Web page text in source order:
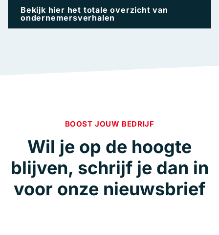
Bekijk hier het totale overzicht van
ondernemersverhalen
BOOST JOUW BEDRIJF
Wil je op de hoogte
blijven, schrijf je dan in
voor onze nieuwsbrief